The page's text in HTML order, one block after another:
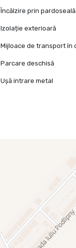
Încălzire prin pardoseală
Izolație exterioară
Mijloace de transport în
Parcare deschisă
Ușă intrare metal